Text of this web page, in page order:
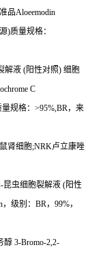
品Aloeemodin
)质量规格：
解液 (阳性对照) 细胞
C
规格： >95%,BR，来
肾细胞;NRK卢立康唑
-昆虫细胞裂解液 (阳性
，级别： BR， 99%，
醇 3-Bromo-2,2-